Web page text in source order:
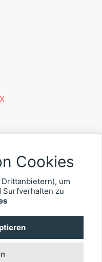
Cookies
um
Surfverhalten zu